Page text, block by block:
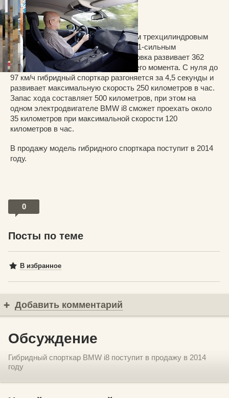
BMW i8 будет оснащен 231-сильным трехцилиндровым
турбированным 1.5 двигателем и 131-сильным
электродвигателем. Силовая установка развивает 362
лошадиных силы и 570 Н•м крутящего момента. С нуля до
97 км/ч гибридный спорткар разгоняется за 4,5 секунды и
развивает максимальную скорость 250 километров в час.
Запас хода составляет 500 километров, при этом на
одном электродвигателе BMW i8 сможет проехать около
35 километров при максимальной скорости 120
километров в час.
В продажу модель гибридного спорткара поступит в 2014
году.
0
Посты по теме
В избранное
Добавить комментарий
Обсуждение
Гибридный спорткар BMW i8 поступит в продажу в 2014
году